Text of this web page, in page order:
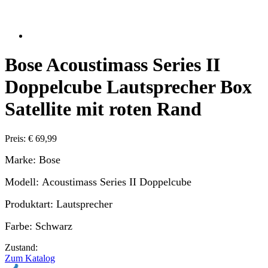
Bose Acoustimass Series II
Doppelcube Lautsprecher Box
Satellite mit roten Rand
Preis: € 69,99
Marke: Bose
Modell: Acoustimass Series II Doppelcube
Produktart: Lautsprecher
Farbe: Schwarz
Zustand:
Zum Katalog